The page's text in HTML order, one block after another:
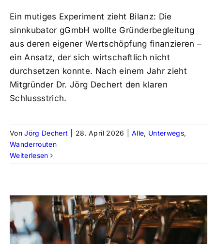
Ein mutiges Experiment zieht Bilanz: Die
sinnkubator gGmbH wollte Gründerbegleitung
aus deren eigener Wertschöpfung finanzieren –
ein Ansatz, der sich wirtschaftlich nicht
durchsetzen konnte. Nach einem Jahr zieht
Mitgründer Dr. Jörg Dechert den klaren
Schlussstrich.
VonJörg Dechert 28. April 2026 Alle, Unterwegs,
Wanderrouten
Weiterlesen